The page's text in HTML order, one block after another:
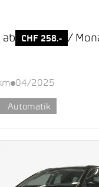
ab CHF 258.- /
04/2025
Automatik